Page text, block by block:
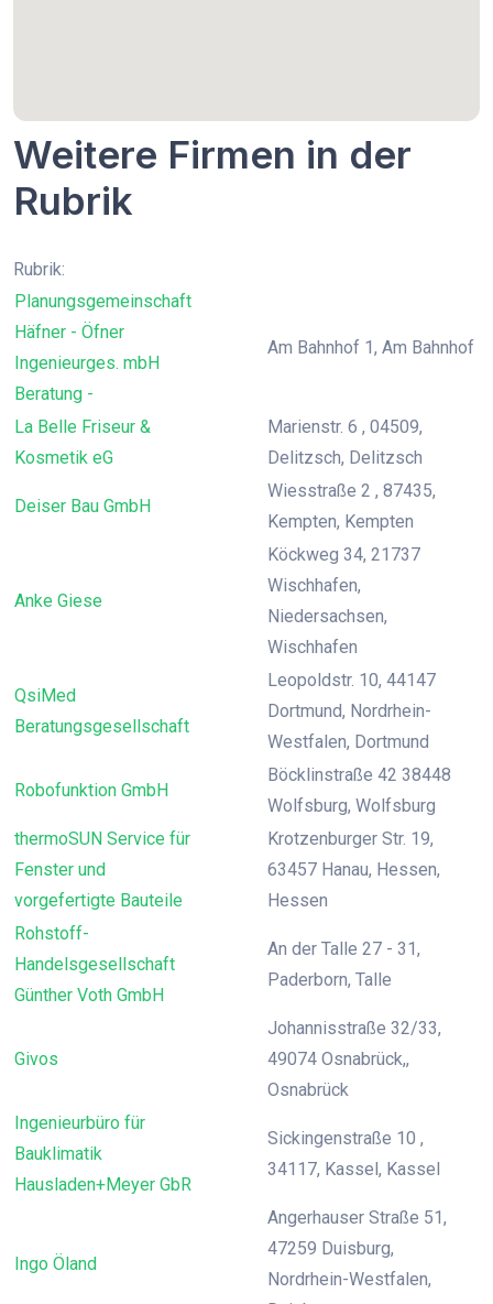
Weitere Firmen in der
Rubrik
Rubrik:
Planungsgemeinschaft
Häfner - Öfner
Ingenieurges. mbH
Beratung -
Am Bahnhof 1, Am Bahnhof
La Belle Friseur &
Kosmetik eG
Marienstr. 6 , 04509,
Delitzsch, Delitzsch
Deiser Bau GmbH
Wiesstraße 2 , 87435,
Kempten, Kempten
Anke Giese
Köckweg 34, 21737
Wischhafen,
Niedersachsen,
Wischhafen
QsiMed
Beratungsgesellschaft
Leopoldstr. 10, 44147
Dortmund, Nordrhein-
Westfalen, Dortmund
Robofunktion GmbH
Böcklinstraße 42 38448
Wolfsburg, Wolfsburg
thermoSUN Service für
Fenster und
vorgefertigte Bauteile
Krotzenburger Str. 19,
63457 Hanau, Hessen,
Hessen
Rohstoff-
Handelsgesellschaft
Günther Voth GmbH
An der Talle 27 - 31,
Paderborn, Talle
Givos
Johannisstraße 32/33,
49074 Osnabrück,,
Osnabrück
Ingenieurbüro für
Bauklimatik
Hausladen+Meyer GbR
Sickingenstraße 10 ,
34117, Kassel, Kassel
Ingo Öland
Angerhauser Straße 51,
47259 Duisburg,
Nordrhein-Westfalen,